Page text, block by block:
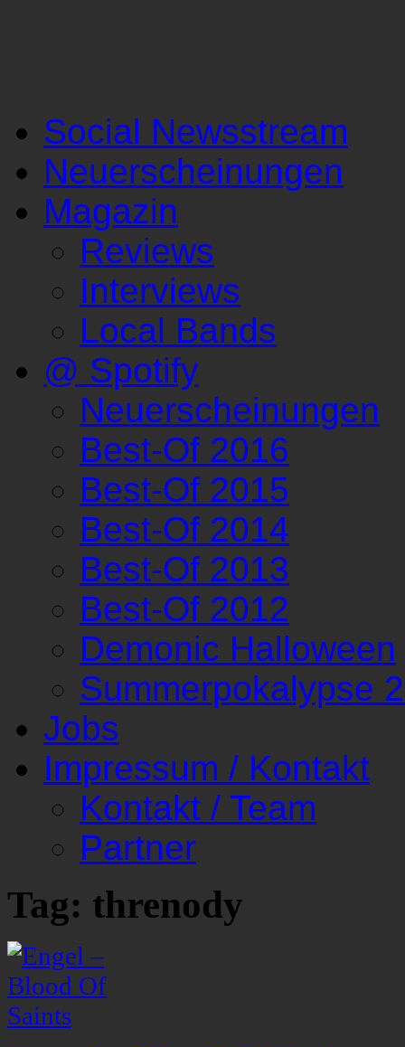
Social Newsstream
Neuerscheinungen
Magazin
Reviews
Interviews
Local Bands
@ Spotify
Neuerscheinungen
Best-Of 2016
Best-Of 2015
Best-Of 2014
Best-Of 2013
Best-Of 2012
Demonic Halloween
Summerpokalypse
Jobs
Impressum / Kontakt
Kontakt / Team
Partner
Tag: threnody